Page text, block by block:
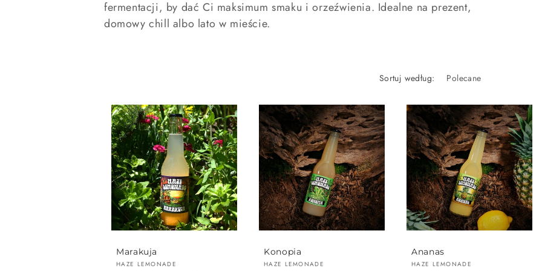
e
a
fermentacji, by dać Ci maksimum smaku i orzeźwienia. Idealne na prezent,
domowy chill albo lato w mieście.
Sortuj według:
Marakuja
Dostawca:
HAZE LEMONADE
Konopia
Dostawca:
HAZE LEMONADE
Ananas
Dostawca:
HAZE LEMONADE